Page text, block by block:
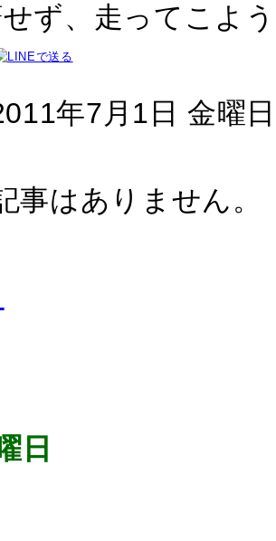
ず、走ってこよ
年7月1日 金曜
事はありません。
日